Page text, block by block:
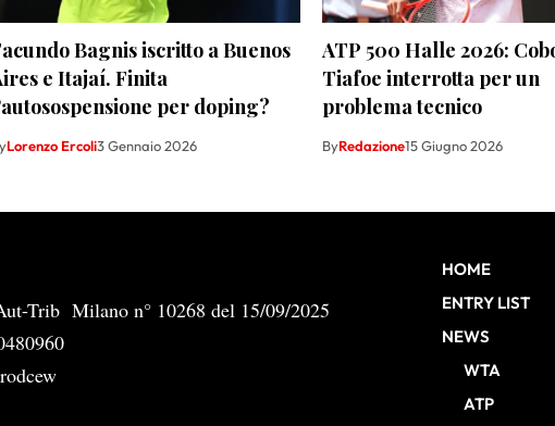
Bagnis iscritto a Buenos
e Itajaí. Finita
per doping?
Lorenzo Ercoli3 Gennaio 2026
ATP 500 Halle 2026:
Tiafoe interrotta per un
problema tecnico
ByRedazione15 Giugno 2026
Trib Milano n° 10268 del 15/09/2025
HOME
ENTRY LIST
NEWS
WTA
ATP